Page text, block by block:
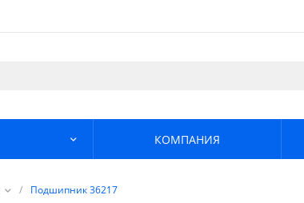
КОМПАНИЯ
/ Подшипник 36217